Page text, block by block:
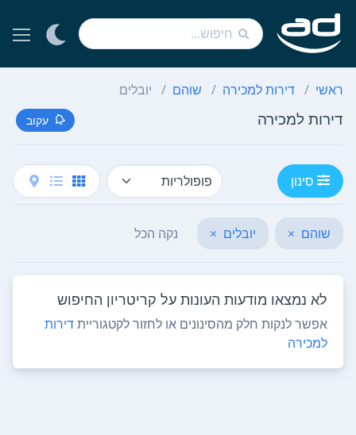
ראשי דירות למכירה שוהם יובלים
דירות למכירה עקוב
סינון
שוהם × יובלים × נקה הכל
לא נמצאו מודעות העונות על קריטריון החיפוש
אפשר לנקות חלק מהסינונים או לחזור לקטגורייתדירות
למכירה